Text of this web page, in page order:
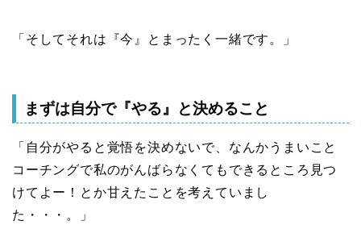
「そしてそれは『今』とまったく一緒です。」
まずは自分で『やる』と決めること
「自分がやると覚悟を決めないで、なんかうまいこと
コーチングで私のがんばらなくてもできるところ見つ
けてよー！とか甘えたことを考えていまし
た・・・。」